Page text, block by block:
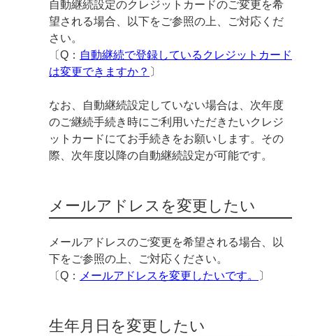
自動継続設定のクレジットカードのご変更を希
望される場合、以下をご参照の上、ご対応くだ
さい。
〔Q： 自動継続で登録しているクレジットカード
は変更できますか？ 〕
なお、自動継続設定していない場合は、次年度
のご継続手続き時にご利用いただきたいクレジ
ットカードにてお手続きをお願いします。その
際、次年度以降の自動継続設定が可能です。
メールアドレスを変更したい
メールアドレスのご変更を希望される場合、以
下をご参照の上、ご対応ください。
〔Q： メールアドレスを変更したいです。 〕
生年月日を変更したい